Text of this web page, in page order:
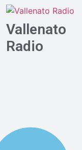
Vallenato
Radio